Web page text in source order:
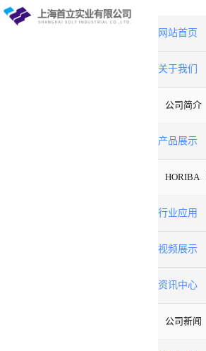
网站首页
关于我们
公司简介
产品展示
行业应用
视频展示
资讯中心
公司新闻